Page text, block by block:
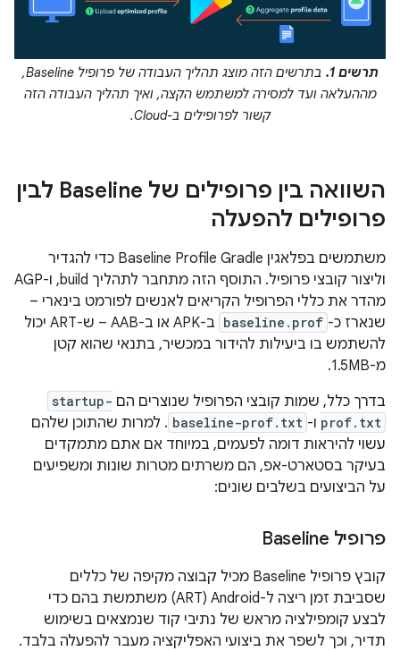
תרשים 1.
בתרשים הזה מוצג תהליך העבודה של פרופיל Baseline,
מההעלאה ועד למסירה למשתמש הקצה, ואיך תהליך העבודה הזה
קשור לפרופילים ב-Cloud.
השוואה בין פרופילים של Baseline לבין
פרופילים להפעלה
משתמשים בפלאגין Baseline Profile Gradle כדי להגדיר
וליצור קובצי פרופיל. התוסף הזה מתחבר לתהליך build, ו-AGP
מהדר את כללי הפרופיל הקריאים לאנשים לפורמט בינארי –
שנארז כ- baseline.prof
ב-APK או ב-AAB – ש-ART יכול
להשתמש בו ביעילות להידור במכשיר, בתנאי שהוא קטן
מ-1.5MB.
בדרך כלל, שמות קובצי הפרופיל שנוצרים הם startup-
prof.txt ו- baseline-prof.txt . למרות שהתוכן שלהם
עשוי להיראות דומה לפעמים, במיוחד אם אתם מתמקדים
בעיקר בסטארט-אפ, הם משרתים מטרות שונות ומשפיעים
על הביצועים בשלבים שונים:
פרופיל Baseline
קובץ פרופיל Baseline מכיל קבוצה מקיפה של כללים
שסביבת זמן ריצה ל-Android‏ (ART) משתמשת בהם כדי
לבצע קומפילציה מראש של נתיבי קוד שנמצאים בשימוש
תדיר, וכך לשפר את ביצועי האפליקציה מעבר להפעלה בלבד.